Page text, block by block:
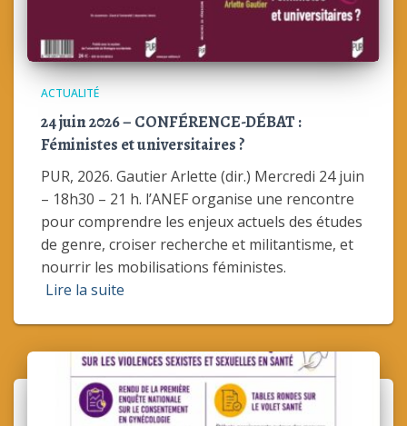
ACTUALITÉ
24 juin 2026 – CONFÉRENCE-DÉBAT :
Féministes et universitaires ?
PUR, 2026. Gautier Arlette (dir.) Mercredi 24 juin
– 18h30 – 21 h. l’ANEF organise une rencontre
pour comprendre les enjeux actuels des études
de genre, croiser recherche et militantisme, et
nourrir les mobilisations féministes.
Lire la suite